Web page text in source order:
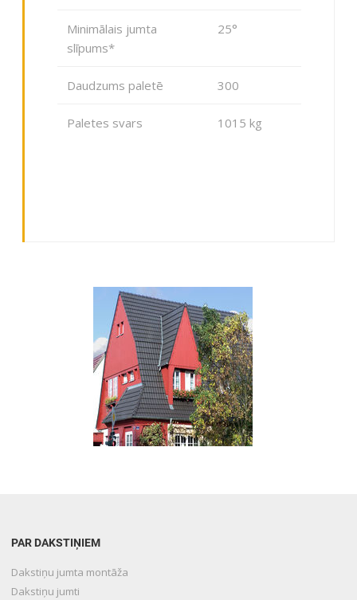
Minimālais jumta
slīpums*
25°
Daudzums paletē 300
Paletes svars 1015 kg
PAR DAKSTIŅIEM
Dakstiņu jumta montāža
Dakstiņu jumti